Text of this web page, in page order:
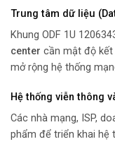
Trung tâm dữ liệu
Khung ODF 1U
center cần mật độ kết
mở rộng hệ thống
Hệ thống viễn thông
Các nhà mạng, ISP,
phẩm để triển khai hệ